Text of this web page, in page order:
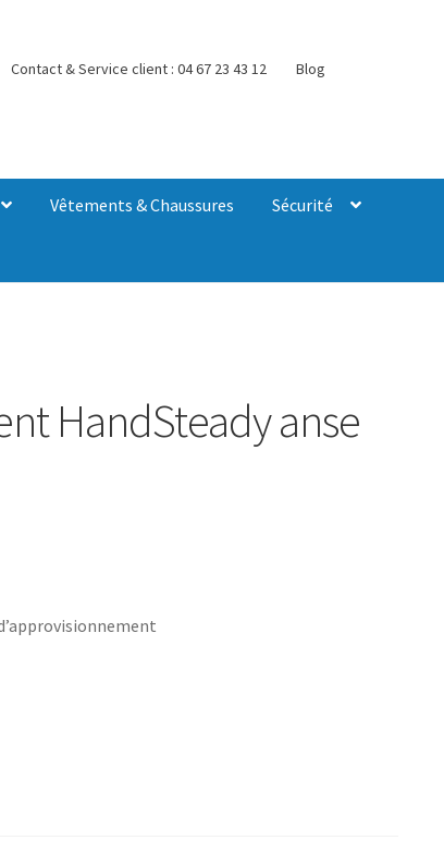
Contact & Service client : 04 67 23 43 12 Blog
Vêtements & Chaussures Sécurité
HandSteady anse